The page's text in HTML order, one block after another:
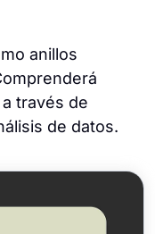
anillos
través de
de datos.